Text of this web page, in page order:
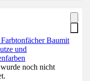
Baumit
und
noch nicht